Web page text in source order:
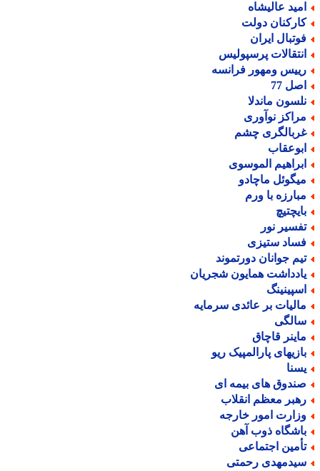
عالیشاه
دولت
ایران
پرسپولیس
ومهور فرانسه
77
ماندلا
نوآوری
چشم
الموسوی
ماچادو
با ورم
نور
ستیزی
جوانان دورتموند
همایون شجریان
بر عائدی سرمایه
قاچاق
پارالمپیک ریو
های بیمه ای
معظم انقلاب
امور خارجه
ذوب آهن
اجتماعی
رحمتی